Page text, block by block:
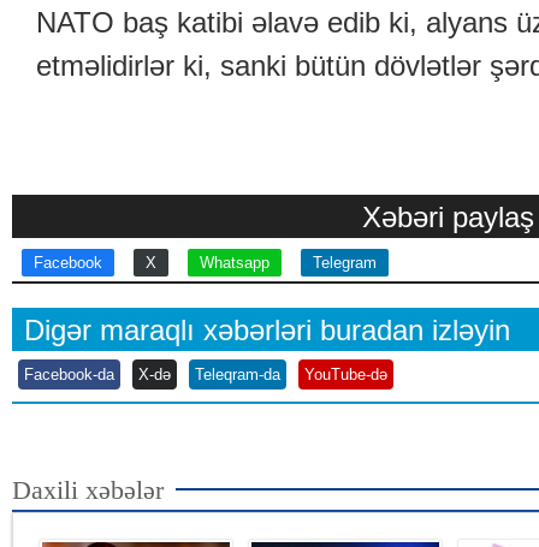
NATO baş katibi əlavə edib ki, alyans
etməlidirlər ki, sanki bütün dövlətlər
Xəbəri paylaş
Facebook X Whatsapp Telegram
Digər maraqlı xəbərləri buradan izləyin
Facebook-da X-də Teleqram-da YouTube-də
Daxili xəbələr